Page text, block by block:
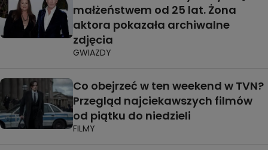
małżeństwem od 25 lat. Żona
aktora pokazała archiwalne
zdjęcia
GWIAZDY
Co obejrzeć w ten weekend w TVN?
Przegląd najciekawszych filmów
od piątku do niedzieli
FILMY